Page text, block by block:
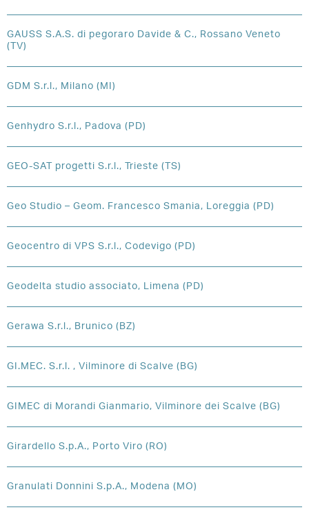
GAUSS S.A.S. di pegoraro Davide & C., Rossano Veneto
(TV)
GDM S.r.l., Milano (MI)
Genhydro S.r.l., Padova (PD)
GEO-SAT progetti S.r.l., Trieste (TS)
Geo Studio – Geom. Francesco Smania, Loreggia (PD)
Geocentro di VPS S.r.l., Codevigo (PD)
Geodelta studio associato, Limena (PD)
Gerawa S.r.l., Brunico (BZ)
GI.MEC. S.r.l. , Vilminore di Scalve (BG)
GIMEC di Morandi Gianmario, Vilminore dei Scalve (BG)
Girardello S.p.A., Porto Viro (RO)
Granulati Donnini S.p.A., Modena (MO)